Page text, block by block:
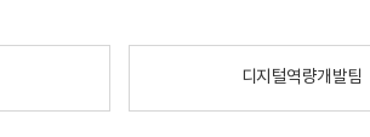
디지털역량개발팀